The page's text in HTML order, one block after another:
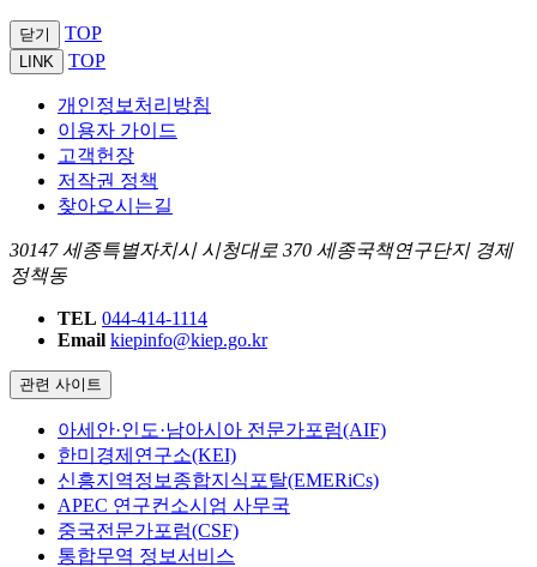
닫기 TOP
LINK TOP
개인정보처리방침
이용자 가이드
고객헌장
저작권 정책
찾아오시는길
30147 세종특별자치시 시청대로 370 세종국책연구단지 경제
정책동
TEL 044-414-1114
Email kiepinfo@kiep.go.kr
관련 사이트
아세안·인도·남아시아 전문가포럼(AIF)
한미경제연구소(KEI)
신흥지역정보종합지식포탈(EMERiCs)
APEC 연구컨소시엄 사무국
중국전문가포럼(CSF)
통합무역 정보서비스